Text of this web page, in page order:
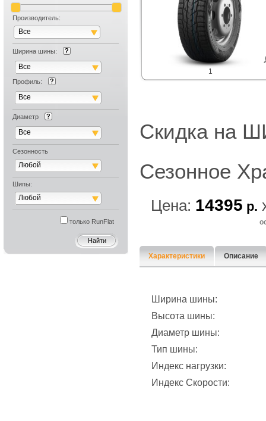
Производитель:
Все
Ширина шины:
Все
Профиль:
Все
Диаметр
Все
Сезонность
Любой
Шипы:
Любой
только RunFlat
1
Скидка на
Сезонное
Цена: 14395 р.
Характеристики Описание
Ширина шины:
Высота шины:
Диаметр шины:
Тип шины:
Индекс нагрузки:
Индекс Скорости: